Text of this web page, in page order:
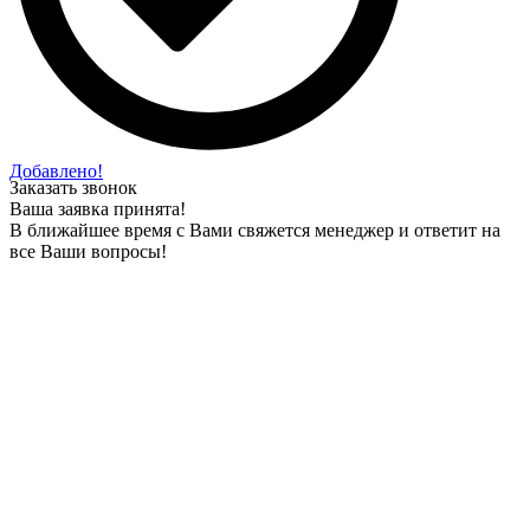
Добавлено!
Заказать звонок
Ваша заявка принята!
В ближайшее время с Вами свяжется менеджер и ответит на
все Ваши вопросы!